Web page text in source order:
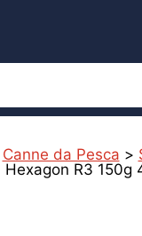
Canne da Pesca >
Hexagon R3 150g